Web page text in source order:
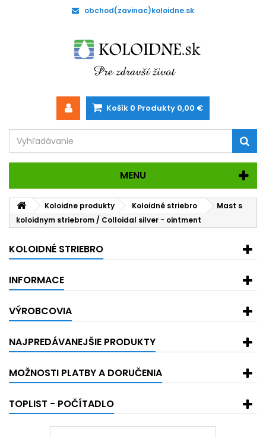
obchod(zavinac)koloidne.sk
Košík 0 Produkty 0,00 €
MENU
Koloidne produkty Koloidné striebro
Mast s
koloidnym striebrom / Colloidal silver - ointment
KOLOIDNÉ STRIEBRO
INFORMACE
VÝROBCOVIA
NAJPREDÁVANEJŠIE PRODUKTY
MOŽNOSTI PLATBY A DORUČENIA
TOPLIST - POČÍTADLO